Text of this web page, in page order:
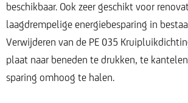
beschikbaar. Ook zeer geschikt voor
laagdrempelige energiebesparing in
Verwijderen van de PE 035
plaat naar beneden te drukken, te
sparing omhoog te halen.